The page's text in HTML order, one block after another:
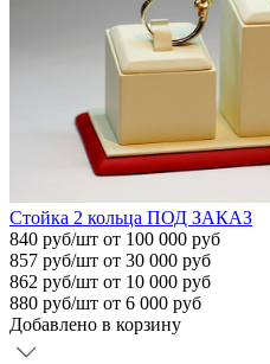
Стойка 2 кольца ПОД ЗАКАЗ
840 руб/шт от 100 000 руб
857 руб/шт от 30 000 руб
862 руб/шт от 10 000 руб
880 руб/шт от 6 000 руб
Добавлено в корзину